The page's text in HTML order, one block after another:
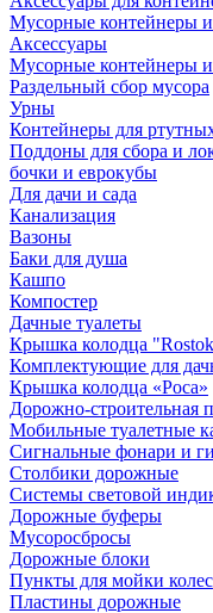
Мусорные контейнеры
Аксессуары
Мусорные контейнеры
Раздельный сбор мусора
Урны
Контейнеры для
Поддоны для сбора и
бочки и еврокубы
Для дачи и сада
Канализация
Вазоны
Баки для душа
Кашпо
Компостер
Дачные туалеты
Крышка колодца
Комплектующие для
Крышка колодца «Роса»
Дорожно-строительная
Мобильные туалетные
Сигнальные фонари и
Столбики дорожные
Системы световой
Дорожные буферы
Мусоросбросы
Дорожные блоки
Пункты для мойки колес
Пластины дорожные